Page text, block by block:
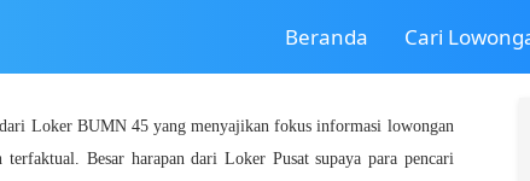
Beranda Cari
Loker BUMN 45 yang menyajikan fokus informasi lowongan
terfaktual. Besar harapan dari Loker Pusat supaya para pencari